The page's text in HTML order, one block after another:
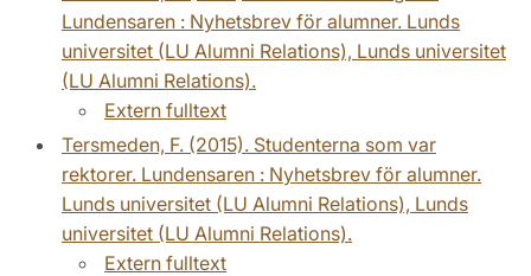
Lundensaren : Nyhetsbrev för alumner. Lunds
universitet (LU Alumni Relations), Lunds universitet
(LU Alumni Relations).
Extern fulltext
Tersmeden, F. (2015). Studenterna som var
rektorer. Lundensaren : Nyhetsbrev för alumner.
Lunds universitet (LU Alumni Relations), Lunds
universitet (LU Alumni Relations).
Extern fulltext